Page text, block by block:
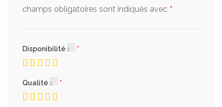
champs obligatoires sont indiqués avec *
Disponibilité
Qualité